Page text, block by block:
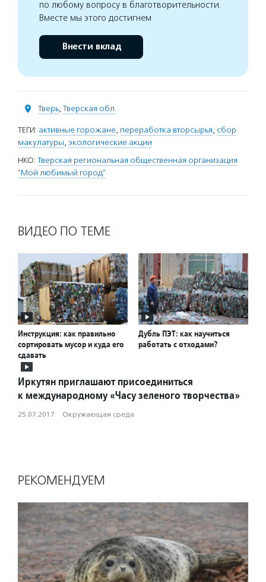
по любому вопросу в благотворительности.
Вместе мы этого достигнем
Внести вклад
Тверь, Тверская обл.
ТЕГИ: активные горожане, переработка вторсырья, сбор
макулатуры, экологические акции
НКО: Тверская региональная общественная организация
"Мой любимый город"
ВИДЕО ПО ТЕМЕ
Инструкция: как правильно
сортировать мусор и куда его
сдавать
Дубль ПЭТ: как научиться
работать с отходами?
Иркутян приглашают присоединиться
к международному «Часу зеленого творчества»
25.07.2017 · Окружающая среда
РЕКОМЕНДУЕМ